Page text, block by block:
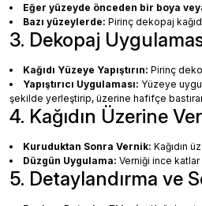
Eğer yüzeyde önceden bir boya
Bazı yüzeylerde: Pirinç dekopaj
3. Dekopaj
Kağıdı Yüzeye Yapıştırın: Pirinç
Yapıştırıcı Uygulaması: Yüzeye
şekilde yerleştirip, üzerine hafifçe
4. Kağıdın Üzerine
Kuruduktan Sonra Vernik: Kağıdın
Düzgün Uygulama: Verniği ince katlar
5. Detaylandırma ve